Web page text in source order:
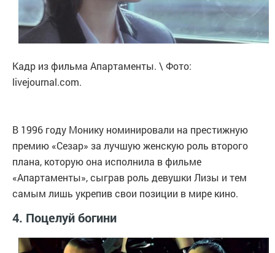
Кадр из фильма Апартаменты. \ Фото:
livejournal.com.
В 1996 году Монику номинировали на престижную
премию «Сезар» за лучшую женскую роль второго
плана, которую она исполнила в фильме
«Апартаменты», сыграв роль девушки Лизы и тем
самым лишь укрепив свои позиции в мире кино.
4. Поцелуй богини